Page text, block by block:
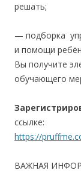
решать;
— подборка
и помощи
Вы получите
обучающего
ссылке:
https://
ВАЖНАЯ